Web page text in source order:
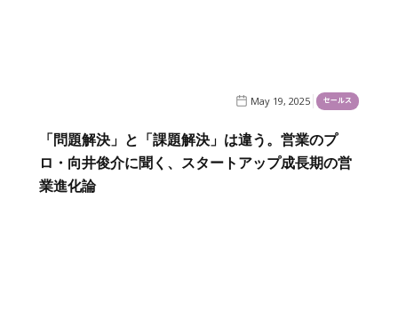
May 19, 2025 セールス
「問題解決」と「課題解決」は違う。営業のプ
ロ・向井俊介に聞く、スタートアップ成長期の営
業進化論